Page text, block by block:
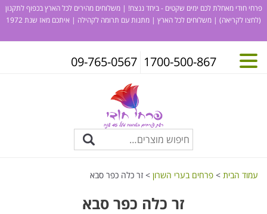
פרחי חודי מאחלת לכם ימים שקטים - ביחד ננצח! | משלוחים מהירים לכל הארץ בכפוף לתקנון
(לחצו לקריאה) | משלוחים לכל הארץ | מתנות עם תרומה לקהילה | איתכם מאז שנת 1972
1700-500-867
09-765-0567
עמוד הבית > פרחים בערי השרון > זר כלה כפר סבא
זר כלה כפר סבא